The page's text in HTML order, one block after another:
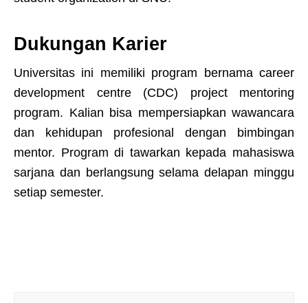
Dukungan Karier
Universitas ini memiliki program bernama career
development centre (CDC) project mentoring
program. Kalian bisa mempersiapkan wawancara
dan kehidupan profesional dengan bimbingan
mentor. Program di tawarkan kepada mahasiswa
sarjana dan berlangsung selama delapan minggu
setiap semester.